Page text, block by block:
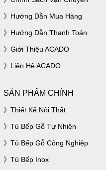
Hướng Dẫn Mua Hàng
Hướng Dẫn Thanh Toán
Giới Thiệu ACADO
Liên Hệ ACADO
SẢN PHẨM CHÍNH
Thiết Kế Nội Thất
Tủ Bếp Gỗ Tự Nhiên
Tủ Bếp Gỗ Công Nghiệp
Tủ Bếp Inox